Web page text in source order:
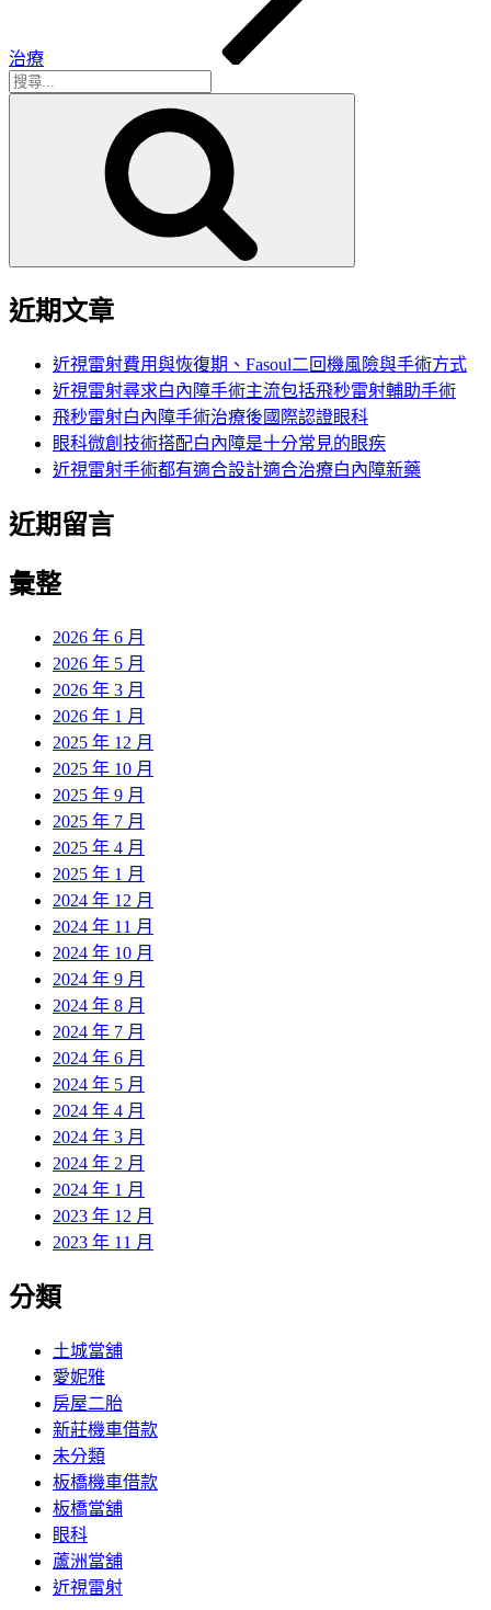
治療
搜
近期文章
近視雷射費用與恢復期、Fasoul二回機風險與手術方式
近視雷射尋求白內障手術主流包括飛秒雷射輔助手術
飛秒雷射白內障手術治療後國際認證眼科
眼科微創技術搭配白內障是十分常見的眼疾
近視雷射手術都有適合設計適合治療白內障新藥
近期留言
彙整
2026 年 6 月
2026 年 5 月
2026 年 3 月
2026 年 1 月
2025 年 12 月
2025 年 10 月
2025 年 9 月
2025 年 7 月
2025 年 4 月
2025 年 1 月
2024 年 12 月
2024 年 11 月
2024 年 10 月
2024 年 9 月
2024 年 8 月
2024 年 7 月
2024 年 6 月
2024 年 5 月
2024 年 4 月
2024 年 3 月
2024 年 2 月
2024 年 1 月
2023 年 12 月
2023 年 11 月
分類
土城當舖
愛妮雅
房屋二胎
新莊機車借款
未分類
板橋機車借款
板橋當舖
眼科
蘆洲當舖
近視雷射